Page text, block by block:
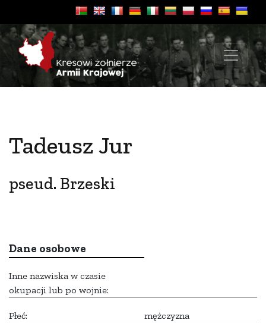
Tadeusz Jur
pseud. Brzeski
Dane osobowe
Inne nazwiska w czasie
okupacji lub po wojnie:
Płeć: mężczyzna